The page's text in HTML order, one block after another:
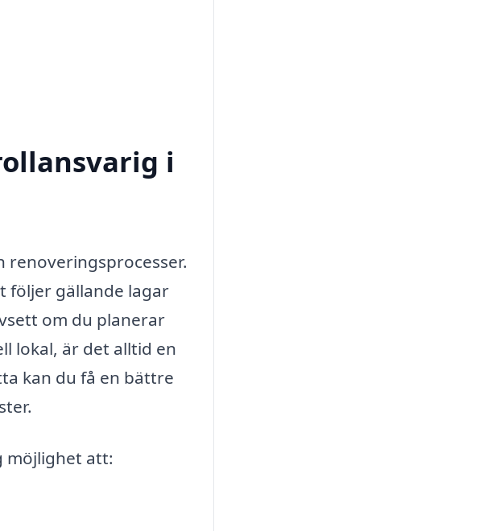
i
renoveringsprocesser.
följer gällande lagar
om du planerar
lokal, är det alltid en
kan du få en bättre
möjlighet att: